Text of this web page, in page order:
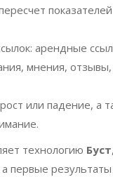
показателей
арендные
мнения, отзывы,
или падение, а
технологию Буст
первые